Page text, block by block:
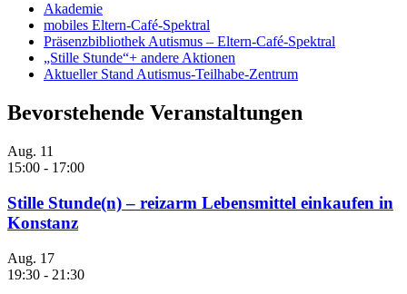
Akademie
mobiles Eltern-Café-Spektral
Präsenzbibliothek Autismus – Eltern-Café-Spektral
„Stille Stunde“+ andere Aktionen
Aktueller Stand Autismus-Teilhabe-Zentrum
Bevorstehende Veranstaltungen
Aug. 11
15:00 - 17:00
Stille Stunde(n) – reizarm Lebensmittel einkaufen in
Konstanz
Aug. 17
19:30 - 21:30